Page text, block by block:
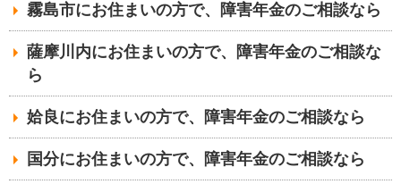
霧島市にお住まいの方で、障害年金のご相談なら
薩摩川内にお住まいの方で、障害年金のご相談な
ら
姶良にお住まいの方で、障害年金のご相談なら
国分にお住まいの方で、障害年金のご相談なら